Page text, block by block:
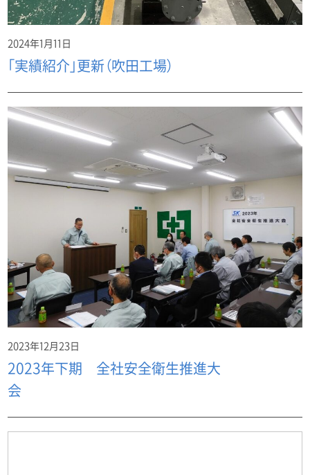
2024年1月11日
「実績紹介」更新（吹田工場）
2023年12月23日
2023年下期 全社安全衛生推進大
会